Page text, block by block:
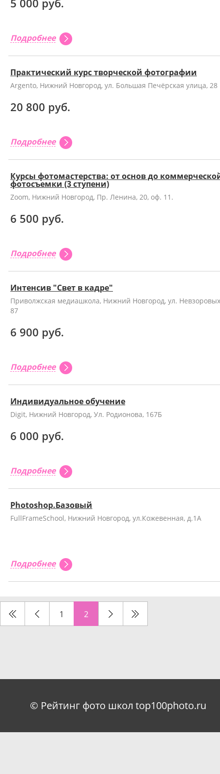
5 000 руб.
Подробнее
Практический курс творческой фотографии
Argento, Нижний Новгород, ул. Большая Печёрская улица, 28
20 800 руб.
Подробнее
Курсы фотомастерства: от основ до
фотосъемки (3 ступени)
Zoom, Нижний Новгород, Пр. Ленина, 20, оф. 11.
6 500 руб.
Подробнее
Интенсив "Свет в кадре"
Приволжская медиашкола, Нижний Новгород, ул.
87
6 900 руб.
Подробнее
Индивидуальное обучение
Digit, Нижний Новгород, Ул. Родионова, 167Б
6 000 руб.
Подробнее
Photoshop.Базовый
FullFrameSchool, Нижний Новгород, ул.Кожевенная, д.1А
Подробнее
1 2
© Рейтинг фото школ top100photo.ru